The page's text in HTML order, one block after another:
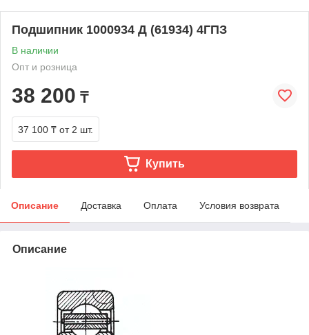
Подшипник 1000934 Д (61934) 4ГПЗ
В наличии
Опт и розница
38 200 ₸
37 100 ₸ от 2 шт.
Купить
Описание Доставка Оплата Условия возврата
Описание